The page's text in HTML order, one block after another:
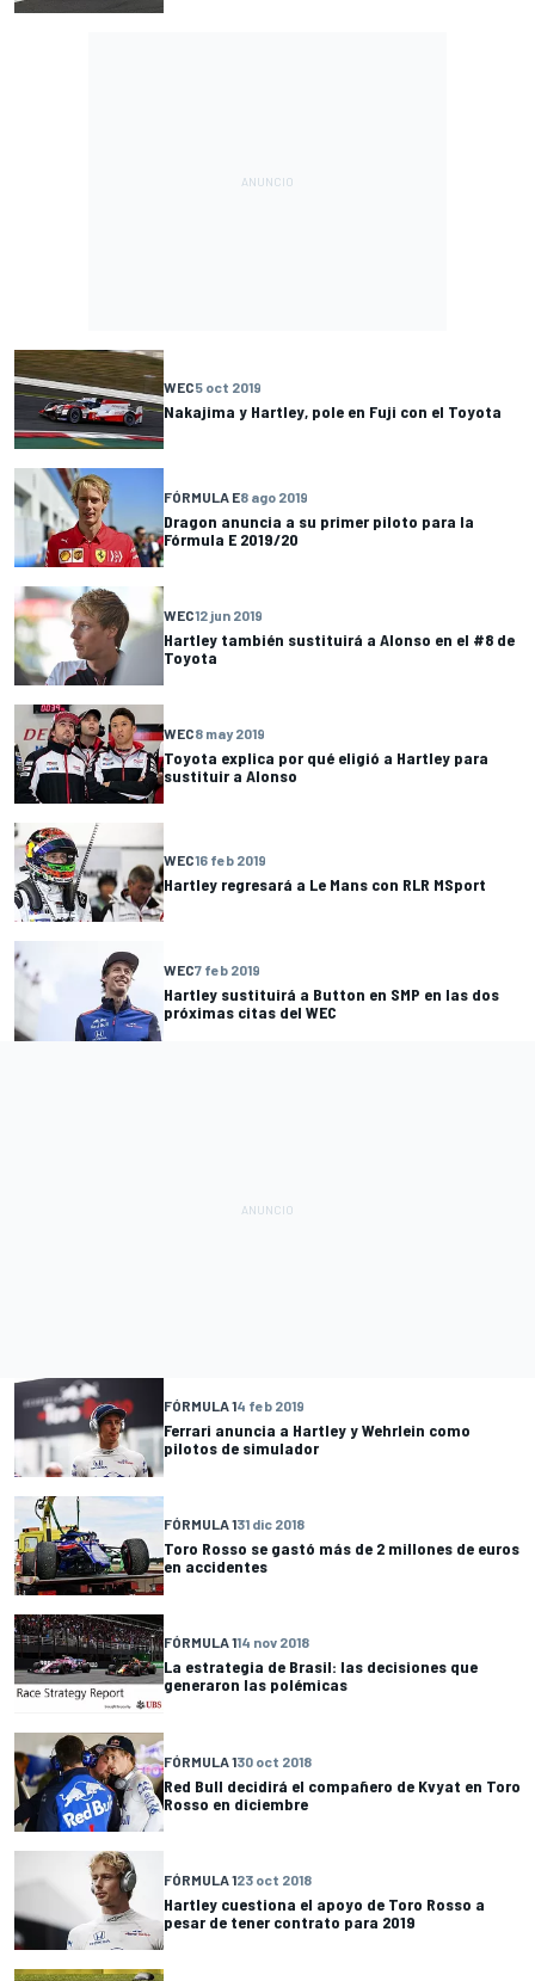
WEC5 oct 2019
Nakajima y Hartley, pole en Fuji con el Toyota
FÓRMULA E8 ago 2019
Dragon anuncia a su primer piloto para la
Fórmula E 2019/20
WEC12 jun 2019
Hartley también sustituirá a Alonso en el #8 de
Toyota
WEC8 may 2019
Toyota explica por qué eligió a Hartley para
sustituir a Alonso
WEC16 feb 2019
Hartley regresará a Le Mans con RLR MSport
WEC7 feb 2019
Hartley sustituirá a Button en SMP en las dos
próximas citas del WEC
FÓRMULA 14 feb 2019
Ferrari anuncia a Hartley y Wehrlein como
pilotos de simulador
FÓRMULA 131 dic 2018
Toro Rosso se gastó más de 2 millones de euros
en accidentes
FÓRMULA 114 nov 2018
La estrategia de Brasil: las decisiones que
generaron las polémicas
FÓRMULA 130 oct 2018
Red Bull decidirá el compañero de Kvyat en Toro
Rosso en diciembre
FÓRMULA 123 oct 2018
Hartley cuestiona el apoyo de Toro Rosso a
pesar de tener contrato para 2019